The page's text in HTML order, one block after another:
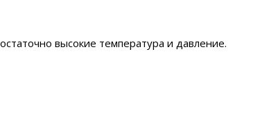
высокие температура и давление.